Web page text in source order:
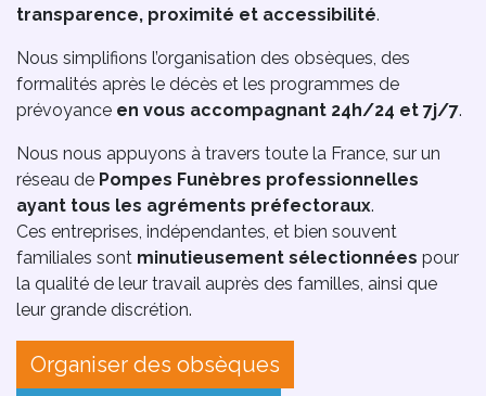
transparence, proximité et accessibilité.
Nous simplifions l’organisation des obsèques, des
formalités après le décès et les programmes de
prévoyance en vous accompagnant 24h/24 et 7j/7.
Nous nous appuyons à travers toute la France, sur un
réseau de Pompes Funèbres professionnelles
ayant tous les agréments préfectoraux.
Ces entreprises, indépendantes, et bien souvent
familiales sont minutieusement sélectionnées pour
la qualité de leur travail auprès des familles, ainsi que
leur grande discrétion.
Organiser des obsèques